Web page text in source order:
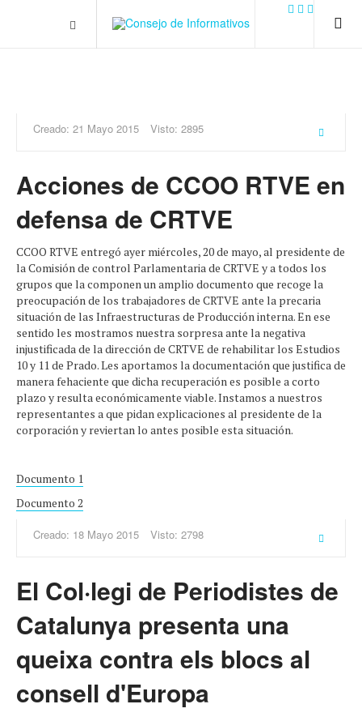
url('../../images/contact.png') 0 0 no-repeat; color: #eaeaea; padding:
Creado: 21 Mayo 2015 Visto: 2895
Acciones de CCOO RTVE en
defensa de CRTVE
CCOO RTVE entregó ayer miércoles, 20 de mayo, al presidente de
la Comisión de control Parlamentaria de CRTVE y a todos los
grupos que la componen un amplio documento que recoge la
preocupación de los trabajadores de CRTVE ante la precaria
situación de las Infraestructuras de Producción interna. En ese
sentido les mostramos nuestra sorpresa ante la negativa
injustificada de la dirección de CRTVE de rehabilitar los Estudios
10 y 11 de Prado. Les aportamos la documentación que justifica de
manera fehaciente que dicha recuperación es posible a corto
plazo y resulta económicamente viable. Instamos a nuestros
representantes a que pidan explicaciones al presidente de la
corporación y reviertan lo antes posible esta situación.
Documento 1
Documento 2
Creado: 18 Mayo 2015 Visto: 2798
El Col·legi de Periodistes de
Catalunya presenta una
queixa contra els blocs al
consell d'Europa